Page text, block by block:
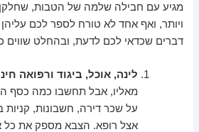
מגיע עם חבילה שלמה של הטבות, שחלקן
ויותר, ואף אחד לא טורח לספר לכם
דברים שכדאי לכם לדעת, ובהחלט שווים
לינה, אוכל, ביגוד ורפואה
מאליו, אבל תחשבו כמה כסף
על שכר דירה, חשבונות, קניות
אצל רופא. הצבא מספק את כל